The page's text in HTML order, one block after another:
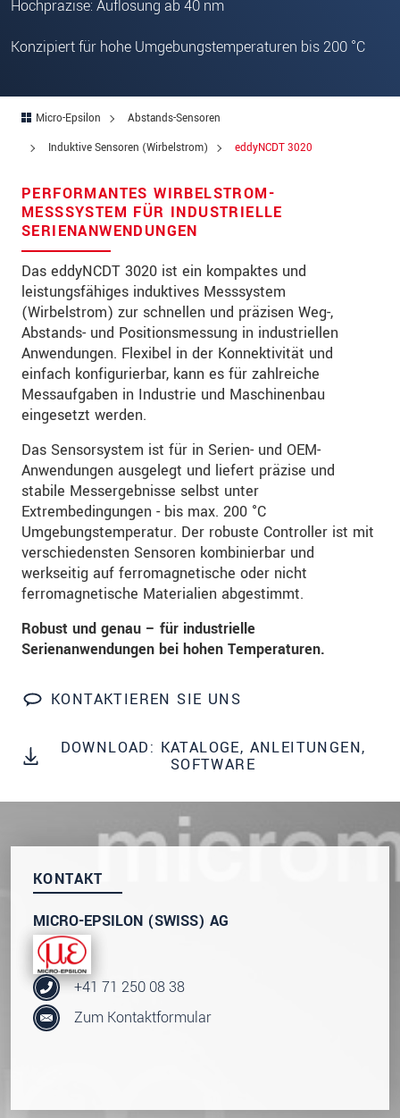
Hochpräzise: Auflösung ab 40 nm
Konzipiert für hohe Umgebungstemperaturen bis 200 °C
Micro-Epsilon
Abstands-Sensoren
Induktive Sensoren (Wirbelstrom)
eddyNCDT 3020
PERFORMANTES WIRBELSTROM-
MESSSYSTEM FÜR INDUSTRIELLE
SERIENANWENDUNGEN
Das eddyNCDT 3020 ist ein kompaktes und
leistungsfähiges induktives Messsystem
(Wirbelstrom) zur schnellen und präzisen Weg-,
Abstands- und Positionsmessung in industriellen
Anwendungen. Flexibel in der Konnektivität und
einfach konfigurierbar, kann es für zahlreiche
Messaufgaben in Industrie und Maschinenbau
eingesetzt werden.
Das Sensorsystem ist für in Serien- und OEM-
Anwendungen ausgelegt und liefert präzise und
stabile Messergebnisse selbst unter
Extrembedingungen - bis max. 200 °C
Umgebungstemperatur. Der robuste Controller ist mit
verschiedensten Sensoren kombinierbar und
werkseitig auf ferromagnetische oder nicht
ferromagnetische Materialien abgestimmt.
Robust und genau – für industrielle
Serienanwendungen bei hohen Temperaturen.
KONTAKTIEREN SIE UNS
DOWNLOAD: KATALOGE, ANLEITUNGEN,
SOFTWARE
KONTAKT
MICRO-EPSILON (SWISS) AG
+41 71 250 08 38
Zum Kontaktformular
PLZ
Ort*
Land*
Nachricht*
Bitte halten Sie mich per Mail über
Produktinnovationen auf dem Laufenden
* Pflichtangaben
Wir behandeln Ihre Daten vertraulich. Bitte lesen Sie
dazu unsere
Datenschutzerklärung
SENDEN